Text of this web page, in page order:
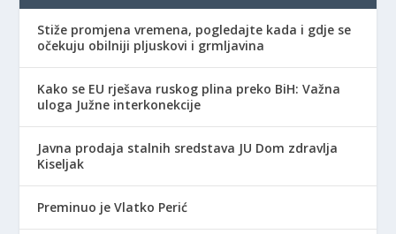
Stiže promjena vremena, pogledajte kada i gdje se
očekuju obilniji pljuskovi i grmljavina
Kako se EU rješava ruskog plina preko BiH: Važna
uloga Južne interkonekcije
Javna prodaja stalnih sredstava JU Dom zdravlja
Kiseljak
Preminuo je Vlatko Perić